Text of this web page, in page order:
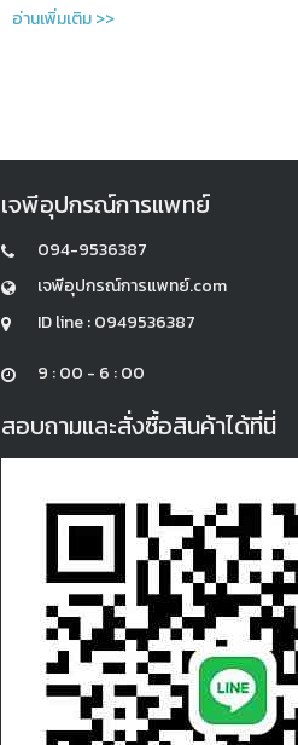
อ่านเพิ่มเติม >>
เจพีอุปกรณ์การแพทย์
094-9536387
เจพีอุปกรณ์การแพทย์.com
ID line : 0949536387
9 : 00 - 6 : 00
สอบถามและสั่งซื้อสินค้าได้ที่นี่